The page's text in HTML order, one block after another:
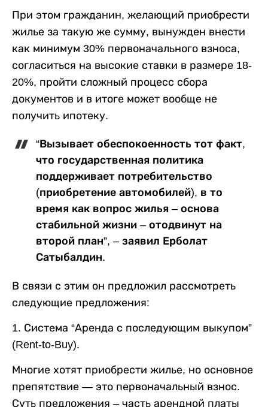
При этом гражданин, желающий приобрести
жилье за такую же сумму, вынужден внести
как минимум 30% первоначального взноса,
согласиться на высокие ставки в размере 18-
20%, пройти сложный процесс сбора
документов и в итоге может вообще не
получить ипотеку.
“Вызывает обеспокоенность тот факт,
что государственная политика
поддерживает потребительство
(приобретение автомобилей), в то
время как вопрос жилья – основа
стабильной жизни – отодвинут на
второй план”, – заявил Ерболат
Сатыбалдин.
В связи с этим он предложил рассмотреть
следующие предложения:
1. Система “Аренда с последующим выкупом”
(Rent-to-Buy).
Многие хотят приобрести жилье, но основное
препятствие — это первоначальный взнос.
Суть предложения – часть арендной платы